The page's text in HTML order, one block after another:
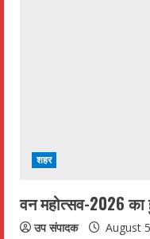
शहर
वन महोत्सव-2026
उप संपादक August